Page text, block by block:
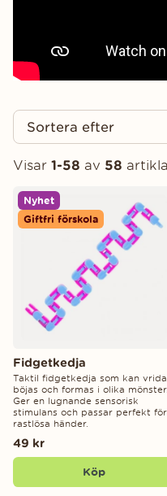
Sortera efter
Visar 1-58 av 58
Produkter
Nyhet
Giftfri förskola
Fidgetkedja
Taktil fidgetkedja som kan
böjas och formas i olika mönster.
Ger en lugnande sensorisk
stimulans och passar perfekt för
rastlösa händer.
49 kr
Köp